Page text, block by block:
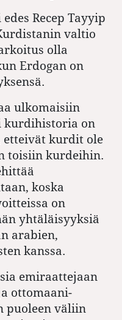
Recep Tayyip
valtio
olla
Erdogan on
ulkomaisiin
on
etteivät kurdit ole
toisiin kurdeihin.
koska
on
yhtäläisyyksiä
arabien,
kanssa.
emiraattejaan
ottomaani-
puoleen väliin